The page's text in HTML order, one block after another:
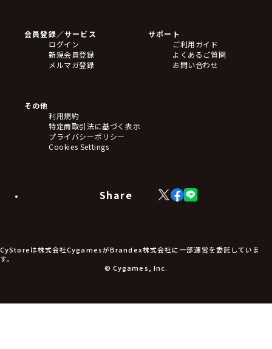
会員登録／サービス
ログイン
新規会員登録
メルマガ登録
サポート
ご利用ガイド
よくあるご質問
お問い合わせ
その他
利用規約
特定商取引法に基づく表示
プライバシーポリシー
Cookies Settings
Share
X
(Twitter)
Facebook
LINE
CyStoreは株式会社CygamesがBrandex株式会社に一部運営を委託していま
す。
© Cygames, Inc.